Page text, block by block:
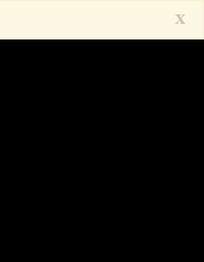
x